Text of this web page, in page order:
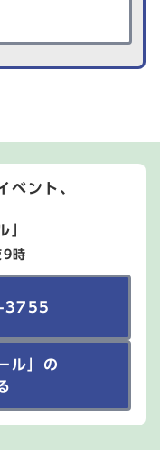
ベント、
」
時
3755
ル」の